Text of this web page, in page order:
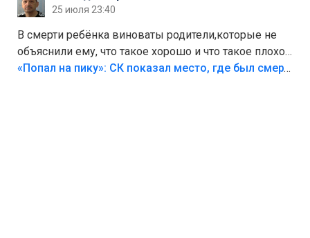
25 июля 23:40
В смерти ребёнка виноваты родители,которые не
объяснили ему, что такое хорошо и что такое плохо!
Лезть через такой забор,верх безумия,есть же
«Попал на пику»: СК показал место, где был смертельно травмирован ребенок в Тольятти